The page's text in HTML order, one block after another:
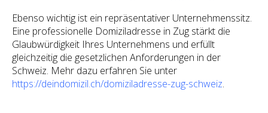
Ebenso wichtig ist ein repräsentativer Unternehmenssitz.
Eine professionelle Domiziladresse in Zug stärkt die
Glaubwürdigkeit Ihres Unternehmens und erfüllt
gleichzeitig die gesetzlichen Anforderungen in der
Schweiz. Mehr dazu erfahren Sie unter
https://deindomizil.ch/domiziladresse-zug-schweiz.